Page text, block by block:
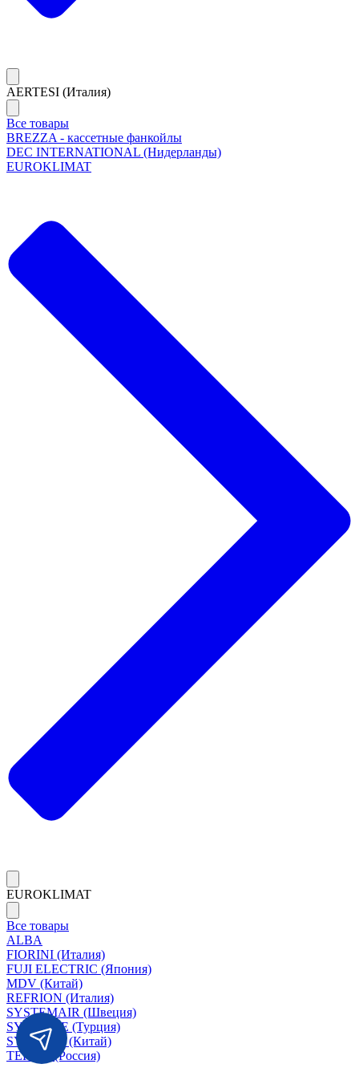
AERTESI (Италия)
Все товары
BREZZA - кассетные фанкойлы
DEC INTERNATIONAL (Нидерланды)
EUROKLIMAT
EUROKLIMAT
Все товары
ALBA
FIORINI (Италия)
FUJI ELECTRIC (Япония)
MDV (Китай)
REFRION (Италия)
SYSTEMAIR (Швеция)
SYSIMPLE (Турция)
SYSCOOL (Китай)
TERMA (Россия)